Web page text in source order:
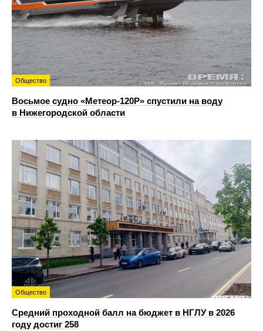
Общество
Восьмое судно «Метеор-120Р» спустили на воду
в Нижегородской области
Общество
Средний проходной балл на бюджет в НГЛУ в 2026
году достиг 258